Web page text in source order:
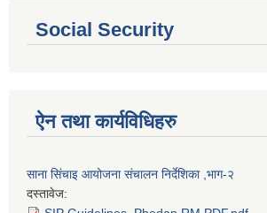
Social Security
ऐन तथा कार्यविधिहरु
साना सिंचाइ आयोजना संचालन निर्देशिका ,भाग-२
दस्तावेज: